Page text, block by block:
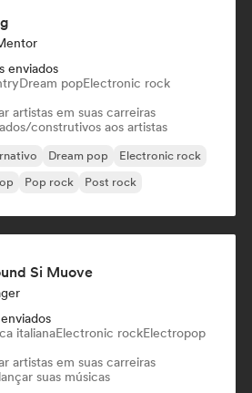
enviados
Dream popElectronic rock
artistas em suas carreiras
construtivos aos artistas
Dream pop
Electronic rock
Pop rock Post rock
Si Muove
italianaElectronic rockElectropop
artistas em suas carreiras
suas músicas